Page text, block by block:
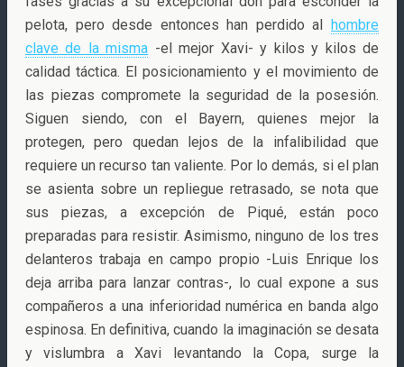
pelota, pero desde entonces han perdido al hombre
clave de la misma -el mejor Xavi- y kilos y kilos de
calidad táctica. El posicionamiento y el movimiento de
las piezas compromete la seguridad de la posesión.
Siguen siendo, con el Bayern, quienes mejor la
protegen, pero quedan lejos de la infalibilidad que
requiere un recurso tan valiente. Por lo demás, si el plan
se asienta sobre un repliegue retrasado, se nota que
sus piezas, a excepción de Piqué, están poco
preparadas para resistir. Asimismo, ninguno de los tres
delanteros trabaja en campo propio -Luis Enrique los
deja arriba para lanzar contras-, lo cual expone a sus
compañeros a una inferioridad numérica en banda algo
espinosa. En definitiva, cuando la imaginación se desata
y vislumbra a Xavi levantando la Copa, surge la